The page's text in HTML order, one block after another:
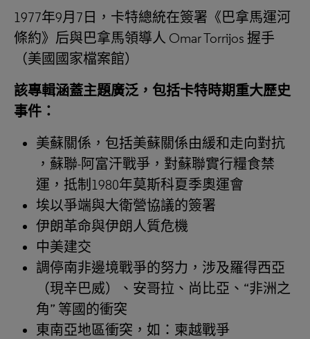
1977年9月7日，卡特總統在簽署《巴拿馬運河
條約》后與巴拿馬領導人 Omar Torrijos 握手
（美國國家檔案館）
該專輯涵蓋主題廣泛，包括卡特時期重大歷史
事件：
美蘇關係，包括美蘇關係由緩和走向對抗
，蘇聯-阿富汗戰爭，對蘇聯實行糧食禁
運，抵制1980年莫斯科夏季奧運會
埃以爭端與大衛營協議的簽署
伊朗革命與伊朗人質危機
中美建交
調停南非邊境戰爭的努力，涉及羅得西亞
（現辛巴威）、安哥拉、尚比亞、“非洲之
角” 等國的衝突
東南亞地區衝突，如：柬越戰爭